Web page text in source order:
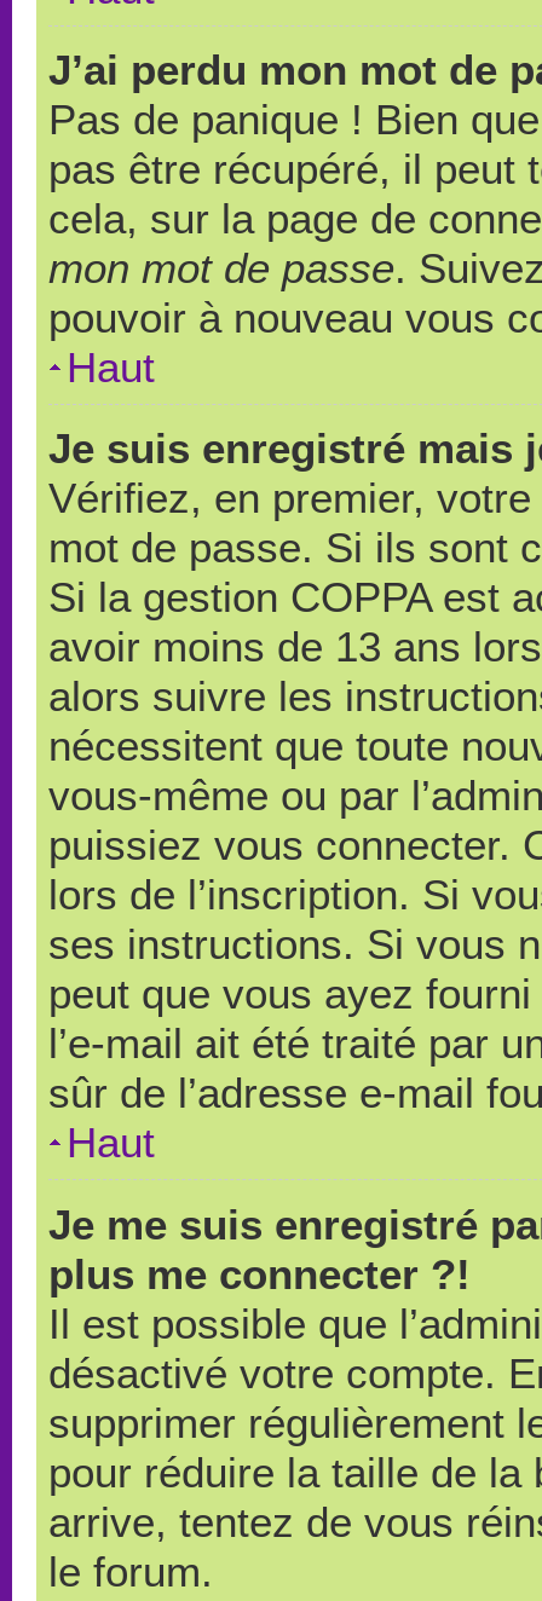
J’ai perdu mon mot de
Pas de panique ! Bien
pas être récupéré, il peut
cela, sur la page de
mon mot de passe.
pouvoir à nouveau vous
Haut
Je suis enregistré mais
Vérifiez, en premier,
mot de passe. Si ils sont
Si la gestion COPPA est
avoir moins de 13 ans
alors suivre les
nécessitent que toute
vous-même ou par
puissiez vous connecter.
lors de l’inscription. Si
ses instructions. Si vous
peut que vous ayez
l’e-mail ait été traité par
sûr de l’adresse e-mail
Haut
Je me suis enregistré
plus me connecter ?!
Il est possible que
désactivé votre compte.
supprimer régulièrement
pour réduire la taille de
arrive, tentez de vous
le forum.